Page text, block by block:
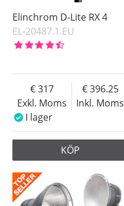
Elinchrom D-Lite RX 4
EL-20487.1.EU
Exkl. Moms
317
Inkl. Moms
396.25
I lager
KÖP